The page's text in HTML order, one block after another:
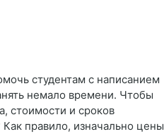
студентам с написанием
немало времени. Чтобы
стоимости и сроков
правило, изначально цены